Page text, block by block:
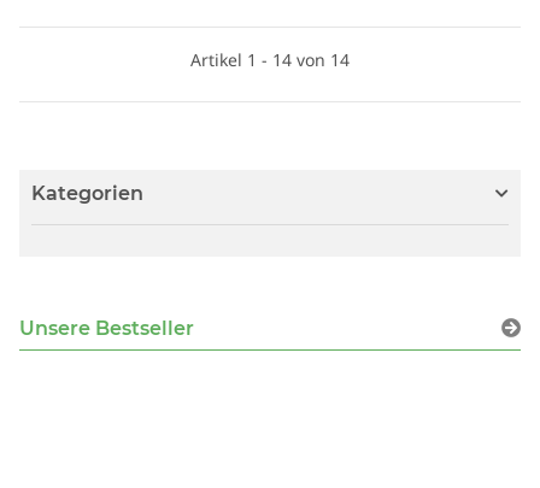
Artikel 1 - 14 von 14
Kategorien
Unsere Bestseller